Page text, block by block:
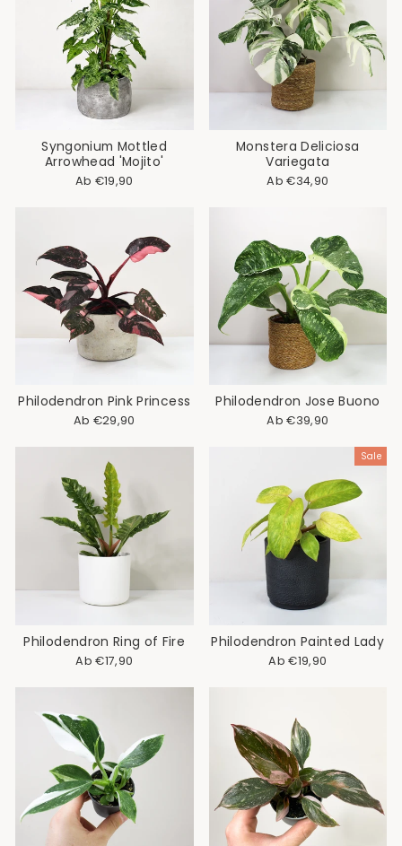
Syngonium Mottled
Arrowhead 'Mojito'
Ab €19,90
Monstera Deliciosa
Variegata
Ab €34,90
Philodendron Pink Princess
Ab €29,90
Philodendron Jose Buono
Ab €39,90
Philodendron Ring of Fire
Ab €17,90
Sale
Philodendron Painted Lady
Normaler
Sonderpreis
Ab €19,90